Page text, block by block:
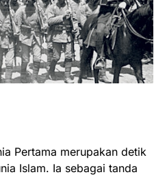
Pertama merupakan detik
Islam. Ia sebagai tanda